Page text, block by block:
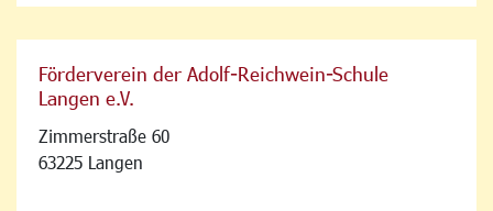
Förderverein der Adolf-Reichwein-Schule
Langen e.V.
Zimmerstraße 60
63225 Langen